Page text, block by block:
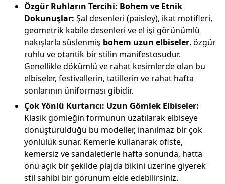
Özgür Ruhların Tercihi: Bohem ve Etnik
Dokunuşlar: Şal desenleri (paisley), ikat motifleri,
geometrik kabile desenleri ve el işi görünümlü
nakışlarla süslenmiş bohem uzun elbiseler, özgür
ruhlu ve otantik bir stilin manifestosudur.
Genellikle dökümlü ve rahat kesimlerde olan bu
elbiseler, festivallerin, tatillerin ve rahat hafta
sonlarının üniforması gibidir.
Çok Yönlü Kurtarıcı: Uzun Gömlek Elbiseler:
Klasik gömleğin formunun uzatılarak elbiseye
dönüştürüldüğü bu modeller, inanılmaz bir çok
yönlülük sunar. Kemerle kullanarak ofiste,
kemersiz ve sandaletlerle hafta sonunda, hatta
önü açık bir şekilde plajda bikini üzerine giyerek
stil sahibi bir görünüm elde edebilirsiniz.